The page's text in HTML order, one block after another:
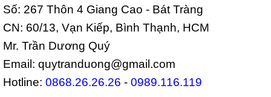
Số: 267 Thôn 4 Giang Cao - Bát Tràng
CN: 60/13, Vạn Kiếp, Bình Thạnh, HCM
Mr. Trần Dương Quý
Email: quytranduong@gmail.com
Hotline: 0868.26.26.26 - 0989.116.119